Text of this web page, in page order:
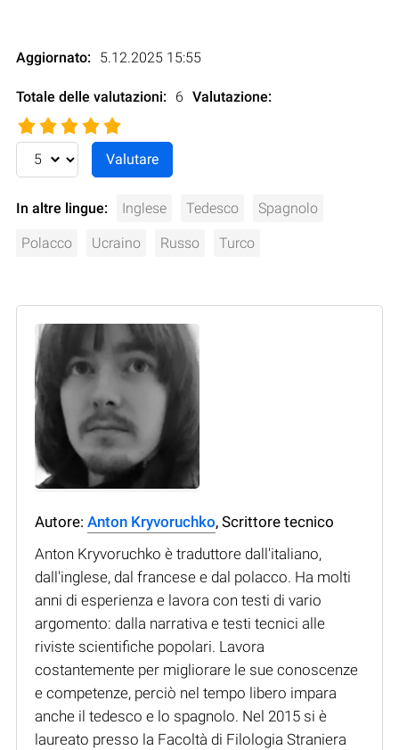
Aggiornato: 5.12.2025 15:55
Totale delle valutazioni: 6 Valutazione:
In altre lingue: Inglese Tedesco Spagnolo
Polacco Ucraino Russo Turco
Autore: Anton Kryvoruchko, Scrittore tecnico
Anton Kryvoruchko è traduttore dall'italiano,
dall'inglese, dal francese e dal polacco. Ha molti
anni di esperienza e lavora con testi di vario
argomento: dalla narrativa e testi tecnici alle
riviste scientifiche popolari. Lavora
costantemente per migliorare le sue conoscenze
e competenze, perciò nel tempo libero impara
anche il tedesco e lo spagnolo. Nel 2015 si è
laureato presso la Facoltà di Filologia Straniera